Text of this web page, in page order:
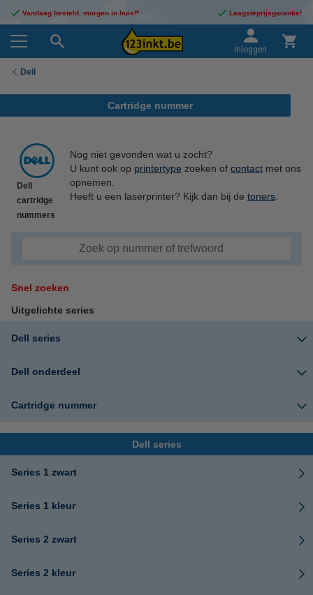
Vandaag besteld, morgen in huis!* Laagsteprijsgarantie!
Inloggen
Dell
Cartridge nummer
Dell
cartridge
nummers
Nog niet gevonden wat u zocht?
U kunt ook op printertype zoeken of contact met ons
opnemen.
Heeft u een laserprinter? Kijk dan bij de toners
Snel zoeken
Uitgelichte series
Dell series
Dell onderdeel
Cartridge nummer
Dell series
Series 1 zwart
Series 1 kleur
Series 2 zwart
Series 2 kleur